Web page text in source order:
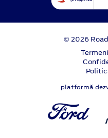
© 2026
platformă